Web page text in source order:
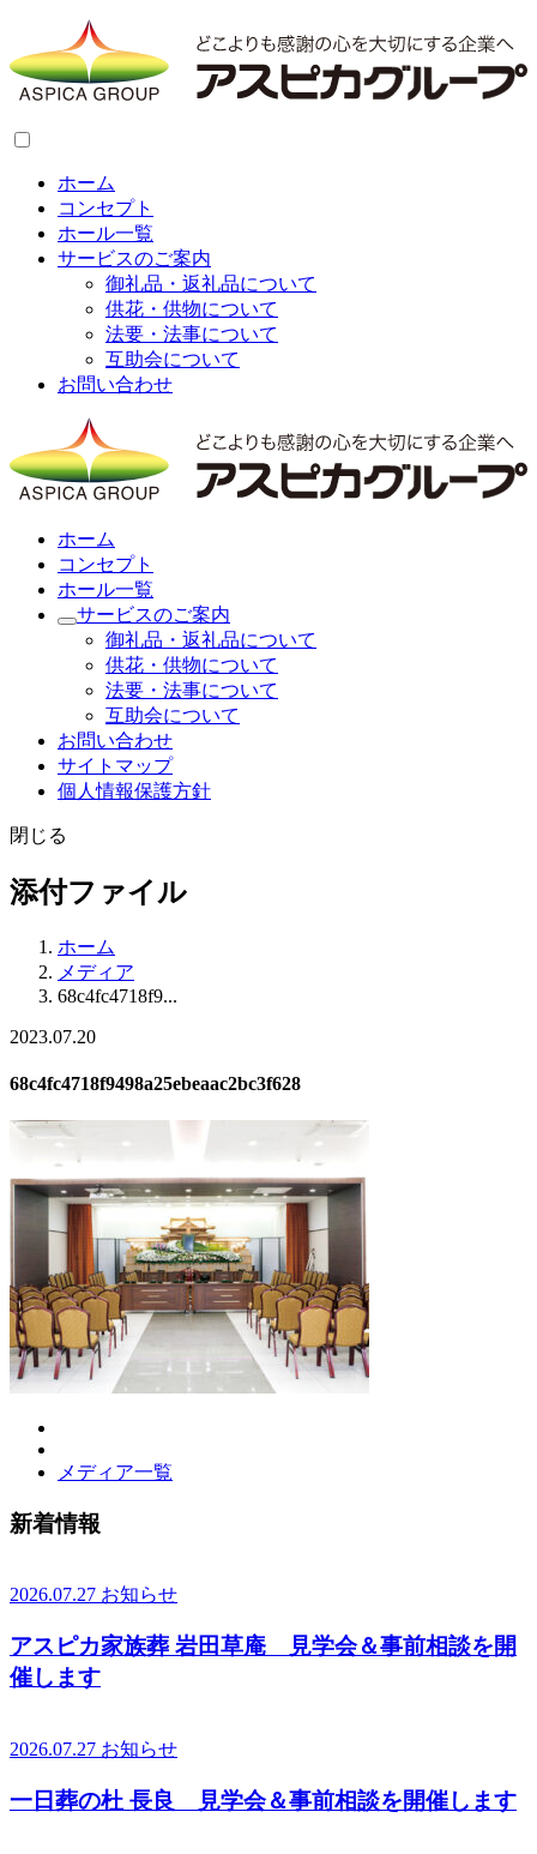
ホーム
コンセプト
ホール一覧
サービスのご案内
御礼品・返礼品について
供花・供物について
法要・法事について
互助会について
お問い合わせ
ホーム
コンセプト
ホール一覧
サービスのご案内
御礼品・返礼品について
供花・供物について
法要・法事について
互助会について
お問い合わせ
サイトマップ
個人情報保護方針
閉じる
添付ファイル
ホーム
メディア
68c4fc4718f9...
2023.07.20
68c4fc4718f9498a25ebeaac2bc3f628
メディア一覧
新着情報
2026.07.27 お知らせ
アスピカ家族葬 岩田草庵 見学会＆事前相談を開
催します
2026.07.27 お知らせ
一日葬の杜 長良 見学会＆事前相談を開催します